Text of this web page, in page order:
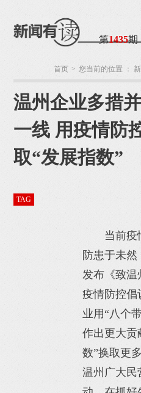
第1435期
首页 > 您当前的位置 ：
温州企业多措
一线 用疫情防
取“发展指数”
TAG
当前疫
防患于未
发布《致温
疫情防控倡
业用“八个
作出更大贡
数”换取更
温州广大民